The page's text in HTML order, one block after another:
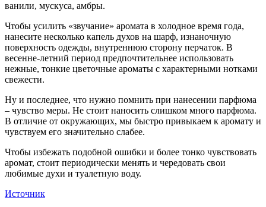
ванили, мускуса, амбры.
Чтобы усилить «звучание» аромата в холодное время года,
нанесите несколько капель духов на шарф, изнаночную
поверхность одежды, внутреннюю сторону перчаток. В
весенне-летний период предпочтительнее использовать
нежные, тонкие цветочные ароматы с характерными нотками
свежести.
Ну и последнее, что нужно помнить при нанесении парфюма
– чувство меры. Не стоит наносить слишком много парфюма.
В отличие от окружающих, мы быстро привыкаем к аромату и
чувствуем его значительно слабее.
Чтобы избежать подобной ошибки и более тонко чувствовать
аромат, стоит периодически менять и чередовать свои
любимые духи и туалетную воду.
Источник